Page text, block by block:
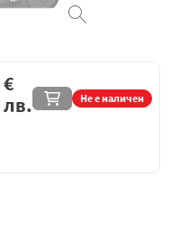
Не е наличен
€
лв.